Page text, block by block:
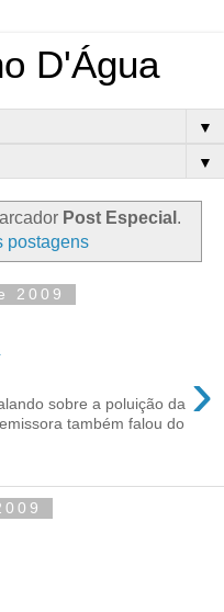
D'Água
▼
▼
Post Especial .
postagens
2009
›
sobre a poluição da
também falou do